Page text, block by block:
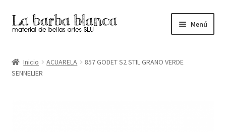
Ir
a
navegación
Ir
al
Menú
Carrito
Inicio ACUARELA
857 GODET S2 STIL GRANO VERDE
SENNELIER